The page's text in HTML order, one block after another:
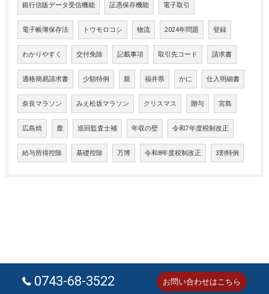
銀行信販データ受信機能 証憑保存機能 電子取引
電子帳簿保存法 トウモロコシ 物流 2024年問題 登録
わかりやすく 交付免除 記載事項 取引先コード 請求書
適格簡易請求書 少額特例 親 福井県 かに 仕入明細書
奈良マラソン みえ松坂マラソン クリスマス 贈与 宮島
広島焼 鹿 巡回監査士補 年収の壁 令和7年度税制改正
給与所得控除 基礎控除 万博 令和8年度税制改正 3割特例
0743-68-3522 お問い合わせはこちら